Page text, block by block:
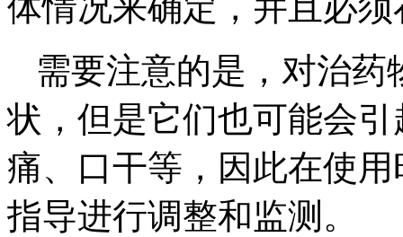
需要注意的是，对治
状，但是它们也可能会
痛、口干等，因此在使
指导进行调整和监测。